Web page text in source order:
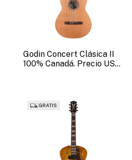
Godin Concert Clásica II
100% Canadá. Precio USD
GRATIS